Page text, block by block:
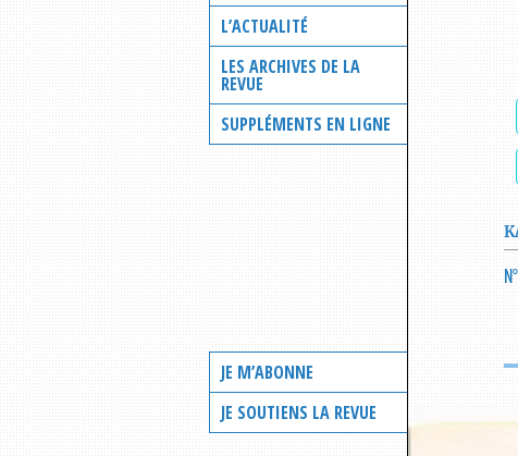
L’ACTUALITÉ
LES ARCHIVES DE LA
REVUE
SUPPLÉMENTS EN LIGNE
JE M’ABONNE
JE SOUTIENS LA REVUE